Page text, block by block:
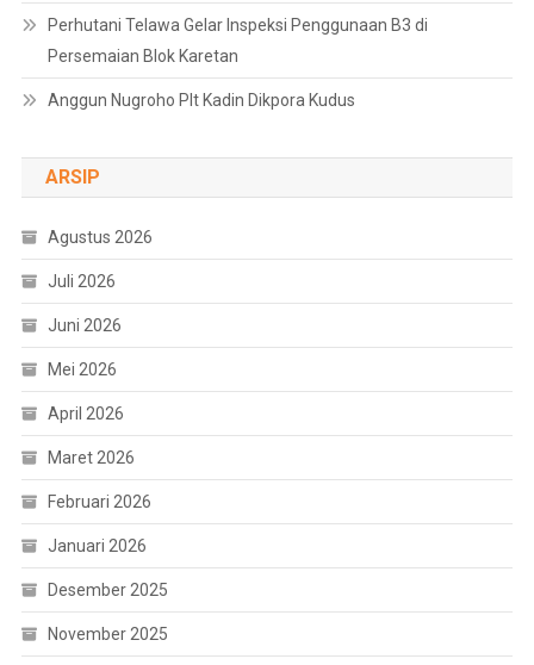
Perhutani Telawa Gelar Inspeksi Penggunaan B3 di
Persemaian Blok Karetan
Anggun Nugroho Plt Kadin Dikpora Kudus
ARSIP
Agustus 2026
Juli 2026
Juni 2026
Mei 2026
April 2026
Maret 2026
Februari 2026
Januari 2026
Desember 2025
November 2025